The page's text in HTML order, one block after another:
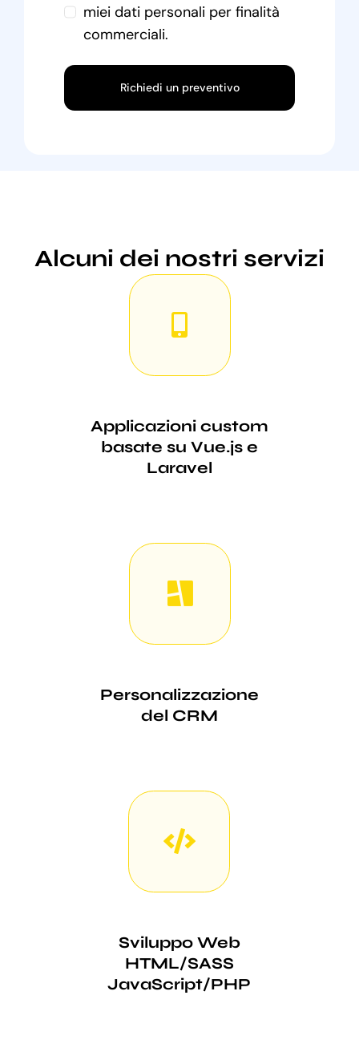
miei dati personali per finalità
commerciali.
Richiedi un preventivo
Alcuni dei nostri servizi
Applicazioni custom
basate su Vue.js e
Laravel
Personalizzazione
del CRM
Sviluppo Web
HTML/SASS
JavaScript/PHP